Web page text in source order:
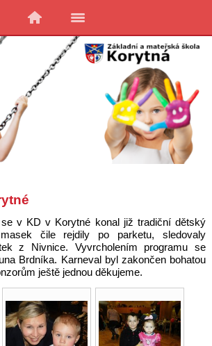
v KD v Korytné konal již tradiční dětský
čile rejdily po parketu, sledovaly
z Nivnice. Vyvrcholením programu se
Brdníka. Karneval byl zakončen bohatou
ještě jednou děkujeme.